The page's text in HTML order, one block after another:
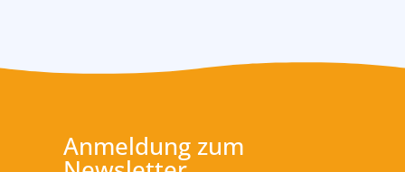
Anmeldung zum